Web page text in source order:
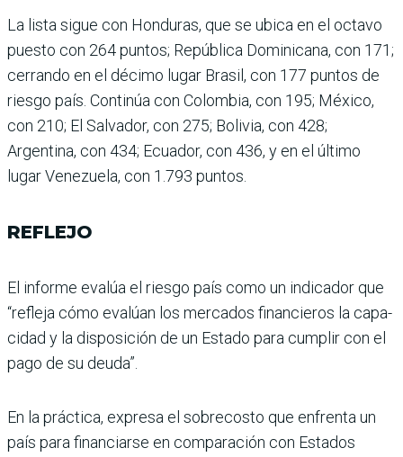
La lista sigue con Hondu­ras, que se ubica en el octavo
puesto con 264 puntos; República Dominicana, con 171;
cerrando en el décimo lugar Brasil, con 177 puntos de
riesgo país. Continúa con Colombia, con 195; México,
con 210; El Salvador, con 275; Bolivia, con 428;
Argentina, con 434; Ecuador, con 436, y en el último
lugar Venezuela, con 1.793 puntos.
REFLEJO
El informe evalúa el riesgo país como un indicador que
“refleja cómo evalúan los mercados financieros la capa­
cidad y la disposición de un Estado para cumplir con el
pago de su deuda”.
En la práctica, expresa el sobrecosto que enfrenta un
país para financiarse en com­paración con Estados